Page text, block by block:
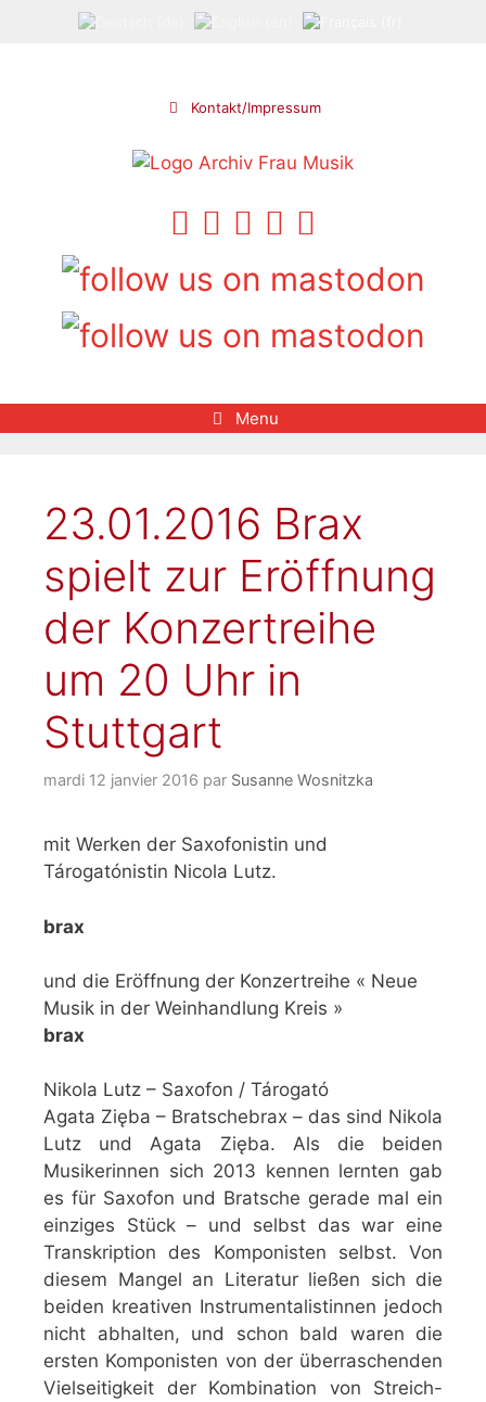
Kontakt/Impressum
Menu
23.01.2016 Brax
spielt zur Eröffnung
der Konzertreihe
um 20 Uhr in
Stuttgart
mardi 12 janvier 2016 par Susanne Wosnitzka
mit Werken der Saxofonistin und
Tárogatónistin Nicola Lutz.
brax
und die Eröffnung der Konzertreihe « Neue
Musik in der Weinhandlung Kreis »
brax
Nikola Lutz – Saxofon / Tárogató
Agata Zięba – Bratschebrax – das sind Nikola
Lutz und Agata Zięba. Als die beiden
Musikerinnen sich 2013 kennen lernten gab
es für Saxofon und Bratsche gerade mal ein
einziges Stück – und selbst das war eine
Transkription des Komponisten selbst. Von
diesem Mangel an Literatur ließen sich die
beiden kreativen Instrumentalistinnen jedoch
nicht abhalten, und schon bald waren die
ersten Komponisten von der überraschenden
Vielseitigkeit der Kombination von Streich-